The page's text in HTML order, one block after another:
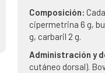
Composición:
cipermetrina 6 g,
g, carbaril 2 g.
Administración y
cutáneo dorsal).